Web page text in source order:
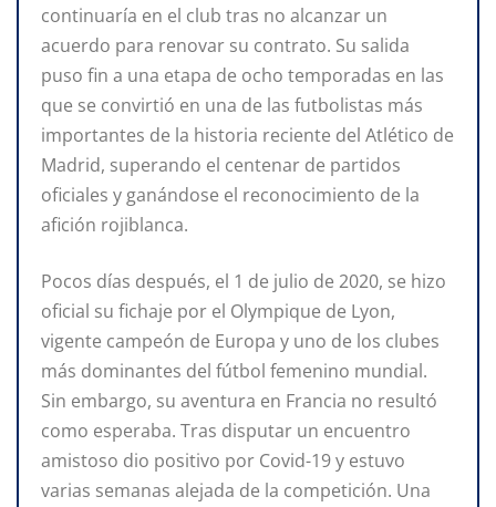
continuaría en el club tras no alcanzar un
acuerdo para renovar su contrato. Su salida
puso fin a una etapa de ocho temporadas en las
que se convirtió en una de las futbolistas más
importantes de la historia reciente del Atlético de
Madrid, superando el centenar de partidos
oficiales y ganándose el reconocimiento de la
afición rojiblanca.
Pocos días después, el 1 de julio de 2020, se hizo
oficial su fichaje por el Olympique de Lyon,
vigente campeón de Europa y uno de los clubes
más dominantes del fútbol femenino mundial.
Sin embargo, su aventura en Francia no resultó
como esperaba. Tras disputar un encuentro
amistoso dio positivo por Covid-19 y estuvo
varias semanas alejada de la competición. Una